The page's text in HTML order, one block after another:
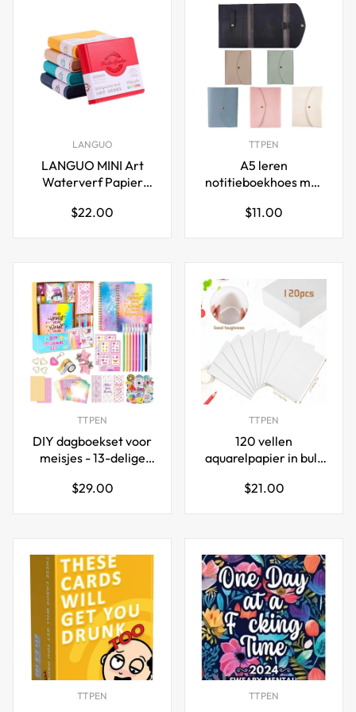
LANGUO
LANGUO MINI Art
Waterverf Papier
Scheurbaar 5 Stuks
Normale
$22.00
TTPEN
A5 leren
notitieboekhoes met
pennenlus
Normale
$11.00
TTPEN
DIY dagboekset voor
meisjes - 13-delige
benodigdheden
Normale
$29.00
TTPEN
120 vellen
aquarelpapier in bulk
Normale
$21.00
TTPEN TTPEN